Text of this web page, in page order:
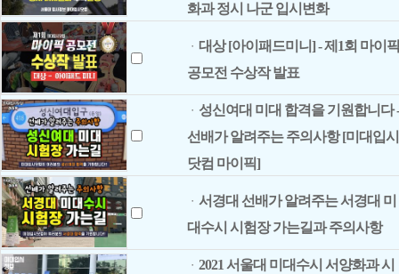
화과 정시 나군 입시변화
ㆍ 대상 [아이패드미니] - 제1회 마이픽
공모전 수상작 발표
ㆍ 성신여대 미대 합격을 기원합니다 -
선배가 알려주는 주의사항 [미대입시
닷컴 마이픽]
ㆍ 서경대 선배가 알려주는 서경대 미
대수시 시험장 가는길과 주의사항
ㆍ 2021 서울대 미대수시 서양화과 시